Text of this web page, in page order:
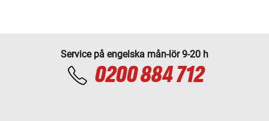
Service på engelska mån-lör 9-20 h
0200 884 712